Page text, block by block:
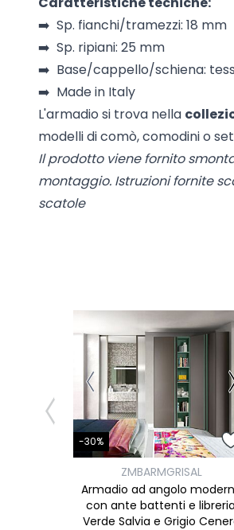
➡️ Sp. fianchi/tramezzi: 18 mm
➡️ Sp. ripiani: 25 mm
➡️ Base/cappello/schiena:
➡️ Made in Italy
L'armadio si trova nella
modelli di comò, comodini o
Il prodotto viene fornito
montaggio. Istruzioni fornite
scatole
-30%
ZMBARMGRISAL
Armadio ad angolo
con ante battenti e
Verde Salvia e Grigio